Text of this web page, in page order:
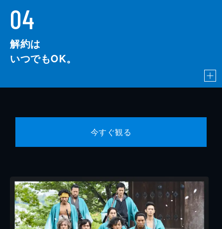
04
解約は
いつでもOK。
今すぐ観る